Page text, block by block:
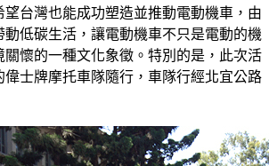
望台灣也能成功塑造並推動電動機車，由
低碳生活，讓電動機車不只是電動的機
關懷的一種文化象徵。特別的是，此次活
偉士牌摩托車隊隨行，車隊行經北宜公路